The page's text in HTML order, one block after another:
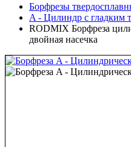
Борфрезы
A - Цилиндр с гладким
RODMIX Борфреза
двойная насечка